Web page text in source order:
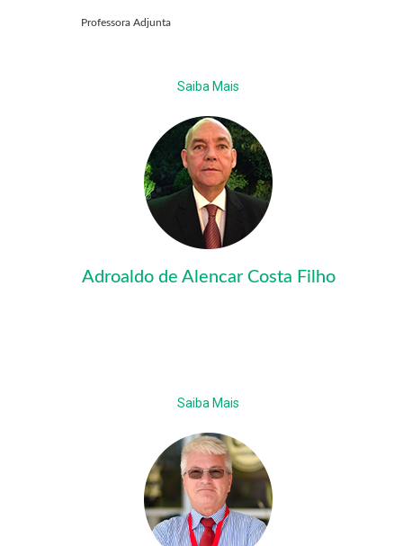
Professora Adjunta
Saiba Mais
Adroaldo de Alencar Costa Filho
Saiba Mais